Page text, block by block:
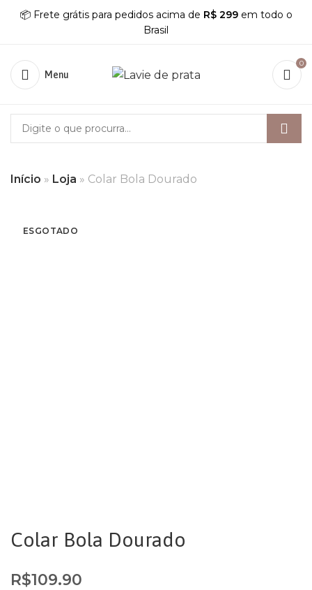
📦 Frete grátis para pedidos acima de R$ 299 em todo o
Brasil
Menu
0
Início » Loja » Colar Bola Dourado
ESGOTADO
Colar Bola Dourado
R$109.90